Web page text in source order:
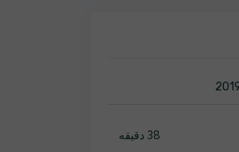
38 دقیقه